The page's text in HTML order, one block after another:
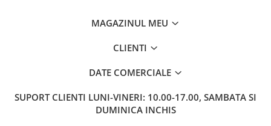
Conservarea si pastrarea
Ghiduri de calatorie, harti
Animale de companie
Carti de colorat pentru adulti
MAGAZINUL MEU
CLIENTI
DATE COMERCIALE
SUPORT CLIENTI LUNI-VINERI: 10.00-17.00, SAMBATA SI
DUMINICA INCHIS